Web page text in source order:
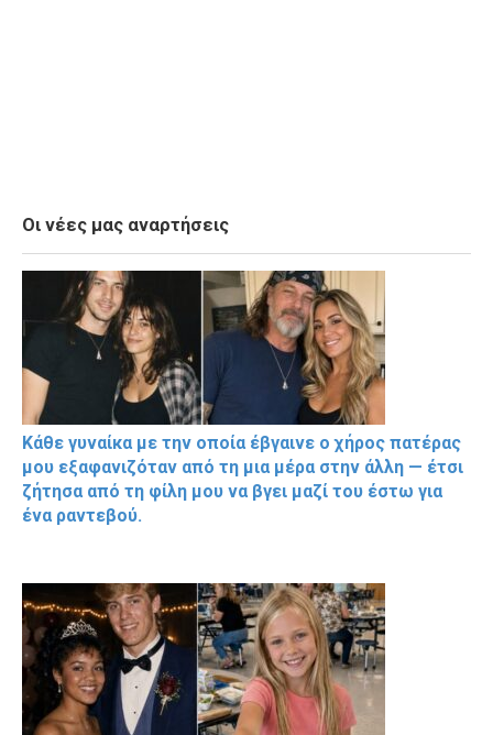
Οι νέες μας αναρτήσεις
Κάθε γυναίκα με την οποία έβγαινε ο χήρος πατέρας
μου εξαφανιζόταν από τη μια μέρα στην άλλη — έτσι
ζήτησα από τη φίλη μου να βγει μαζί του έστω για
ένα ραντεβού.